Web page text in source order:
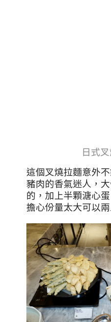
日式
這個叉燒拉麵意外
豬肉的香氣迷人，
的，加上半顆溏心
擔心份量太大可以兩